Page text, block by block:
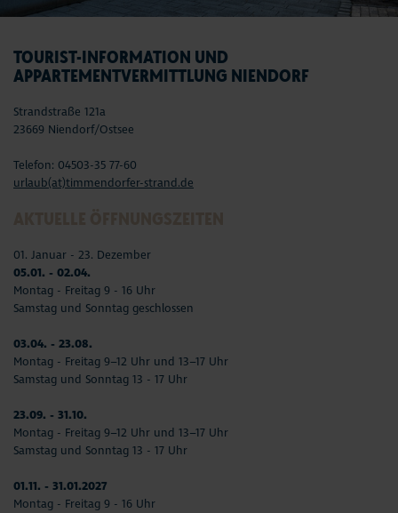
TOURIST-INFORMATION UND
APPARTEMENTVERMITTLUNG NIENDORF
Strandstraße 121a
23669 Niendorf/Ostsee
Telefon: 04503-35 77-60
urlaub(at)timmendorfer-strand.de
01. Januar - 23. Dezember
05.01. - 02.04.
Montag - Freitag 9 - 16 Uhr
Samstag und Sonntag geschlossen
03.04. - 23.08.
Montag - Freitag 9–12 Uhr und 13–17 Uhr
Samstag und Sonntag 13 - 17 Uhr
23.09. - 31.10.
Montag - Freitag 9–12 Uhr und 13–17 Uhr
Samstag und Sonntag 13 - 17 Uhr
01.11. - 31.01.2027
Montag - Freitag 9 - 16 Uhr